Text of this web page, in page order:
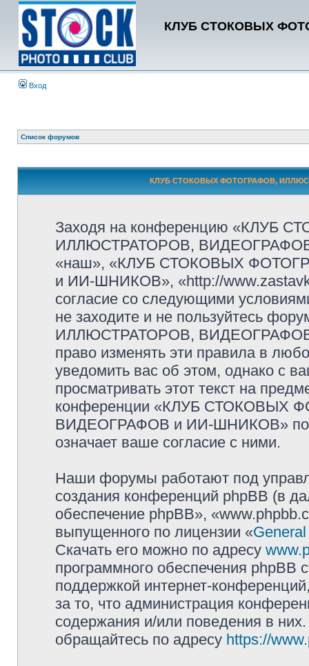
КЛУБ СТОКОВЫХ
Вход
Список форумов
КЛУБ СТОКОВЫХ ФОТОГРАФОВ,
Заходя на конференцию «КЛУБ
ИЛЛЮСТРАТОРОВ,
«наш», «КЛУБ СТОКОВЫХ
и ИИ-ШНИКОВ», «http://
согласие со следующими
не заходите и не пользуйтесь
ИЛЛЮСТРАТОРОВ, ВИДЕОГРАФОВ
право изменять эти правила в
уведомить вас об этом, однако с
просматривать этот текст на
конференции «КЛУБ
ВИДЕОГРАФОВ и ИИ-ШНИКОВ»
означает ваше согласие с ними.
Наши форумы работают под
создания конференций phpBB (в
обеспечение phpBB»,
выпущенного по лицензии «
Скачать его можно по адресу
программного обеспечения phpBB
поддержкой интернет-
за то, что администрация
содержания и/или поведения в
обращайтесь по адресу https://